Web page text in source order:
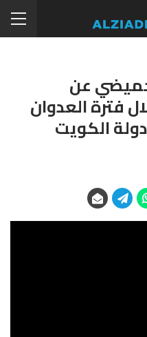
عن
فترة العدوان
الكويت